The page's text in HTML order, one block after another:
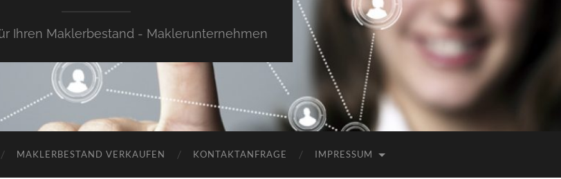
Ihren Maklerbestand - Maklerunternehmen
MAKLERBESTAND VERKAUFEN KONTAKTANFRAGE IMPRESSUM